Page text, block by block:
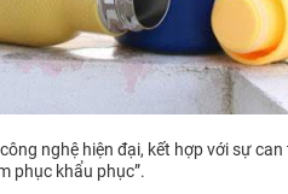
nghệ hiện đại, kết hợp với sự
phục khẩu phục”.